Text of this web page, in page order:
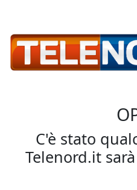
C'è stato
Telenord.it